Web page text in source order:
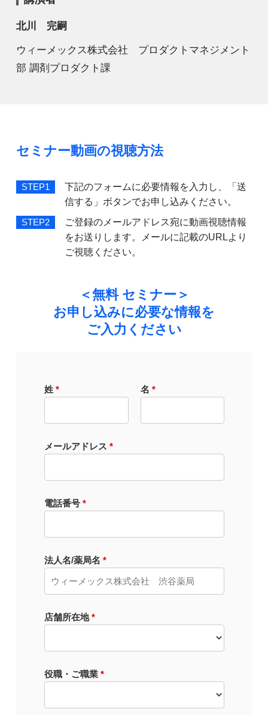
北川 完嗣
ウィーメックス株式会社 プロダクトマネジメント
部 調剤プロダクト課
セミナー動画の視聴方法
STEP1
下記のフォームに必要情報を入力し、「送
信する」ボタンでお申し込みください。
STEP2
ご登録のメールアドレス宛に動画視聴情報
をお送りします。メールに記載のURLより
ご視聴ください。
＜無料 セミナー＞
お申し込みに必要な情報を
ご入力ください